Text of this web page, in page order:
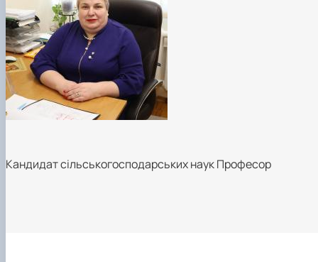
Кандидат сільськогосподарських наук Професор